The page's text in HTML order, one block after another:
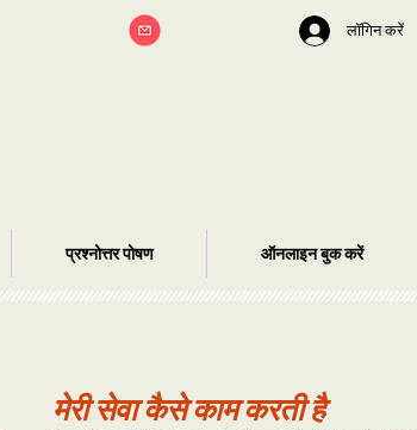
लॉगिन करें
प्रश्नोत्तर पोषण ऑनलाइन बुक करें
मेरी सेवा कैसे काम करती है